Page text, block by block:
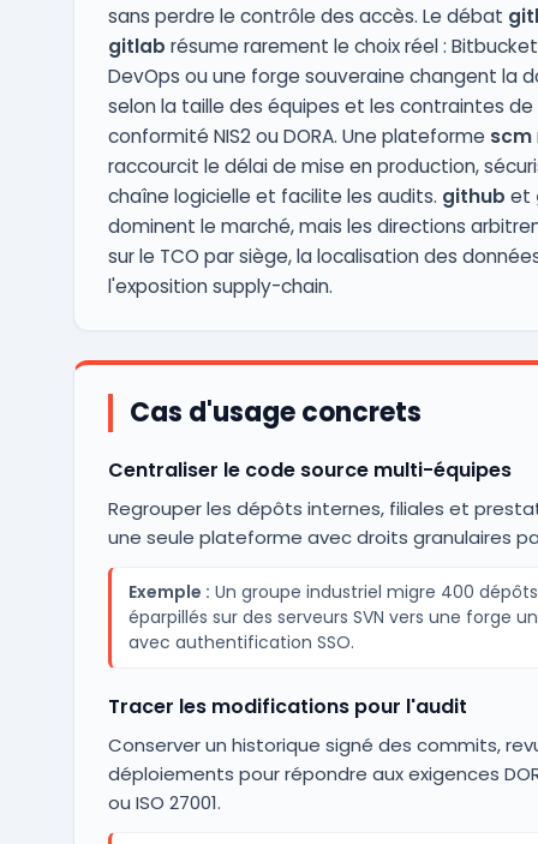
sans perdre le contrôle des accès. Le débat
gitlab résume rarement le choix réel :
DevOps ou une forge souveraine changent la
selon la taille des équipes et les contraintes de
conformité NIS2 ou DORA. Une plateforme scm
raccourcit le délai de mise en production,
chaîne logicielle et facilite les audits. github et
dominent le marché, mais les directions
sur le TCO par siège, la localisation des
l'exposition supply-chain.
Cas d'usage concrets
Centraliser le code source multi-équipes
Regrouper les dépôts internes, filiales et
une seule plateforme avec droits granulaires
Exemple : Un groupe industriel migre 400 dépôts
éparpillés sur des serveurs SVN vers une forge
avec authentification SSO.
Tracer les modifications pour l'audit
Conserver un historique signé des commits,
déploiements pour répondre aux exigences
ou ISO 27001.